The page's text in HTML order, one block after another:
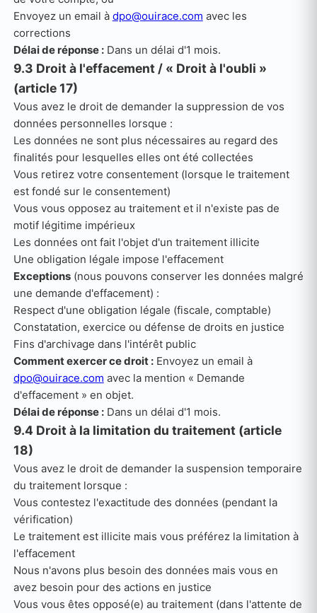
Envoyez un email à dpo@ouirace.com avec les
corrections
Délai de réponse :Dans un délai d'1 mois.
9.3 Droit à l'effacement / « Droit à l'oubli »
(article 17)
Vous avez le droit de demander la suppression de vos
données personnelles lorsque :
Les données ne sont plus nécessaires au regard des
finalités pour lesquelles elles ont été collectées
Vous retirez votre consentement (lorsque le traitement
est fondé sur le consentement)
Vous vous opposez au traitement et il n'existe pas de
motif légitime impérieux
Les données ont fait l'objet d'un traitement illicite
Une obligation légale impose l'effacement
Exceptions(nous pouvons conserver les données malgré
une demande d'effacement) :
Respect d'une obligation légale (fiscale, comptable)
Constatation, exercice ou défense de droits en justice
Fins d'archivage dans l'intérêt public
Comment exercer ce droit :Envoyez un email à
dpo@ouirace.com avec la mention « Demande
d'effacement » en objet.
Délai de réponse :Dans un délai d'1 mois.
9.4 Droit à la limitation du traitement (article
18)
Vous avez le droit de demander la suspension temporaire
du traitement lorsque :
Vous contestez l'exactitude des données (pendant la
vérification)
Le traitement est illicite mais vous préférez la limitation à
l'effacement
Nous n'avons plus besoin des données mais vous en
avez besoin pour des actions en justice
Vous vous êtes opposé(e) au traitement (dans l'attente de